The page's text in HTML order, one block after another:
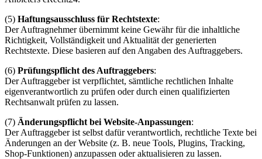
(5) Haftungsausschluss für Rechtstexte:
Der Auftragnehmer übernimmt keine Gewähr für die inhaltliche
Richtigkeit, Vollständigkeit und Aktualität der generierten
Rechtstexte. Diese basieren auf den Angaben des Auftraggebers.
(6) Prüfungspflicht des Auftraggebers:
Der Auftraggeber ist verpflichtet, sämtliche rechtlichen Inhalte
eigenverantwortlich zu prüfen oder durch einen qualifizierten
Rechtsanwalt prüfen zu lassen.
(7) Änderungspflicht bei Website-Anpassungen:
Der Auftraggeber ist selbst dafür verantwortlich, rechtliche Texte bei
Änderungen an der Website (z. B. neue Tools, Plugins, Tracking,
Shop-Funktionen) anzupassen oder aktualisieren zu lassen.